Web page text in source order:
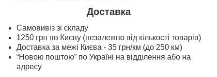
Доставка
Самовивіз зі складу
1250 грн по Києву (незалежно від кількості товарів)
Доставка за межі Києва - 35 грн/км (до 250 км)
“Новою поштою” по Україні на відділення або на
адресу